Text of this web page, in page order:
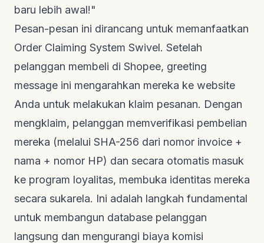
baru lebih awal!"
Pesan-pesan ini dirancang untuk memanfaatkan
Order Claiming System Swivel. Setelah
pelanggan membeli di Shopee, greeting
message ini mengarahkan mereka ke website
Anda untuk melakukan klaim pesanan. Dengan
mengklaim, pelanggan memverifikasi pembelian
mereka (melalui SHA-256 dari nomor invoice +
nama + nomor HP) dan secara otomatis masuk
ke program loyalitas, membuka identitas mereka
secara sukarela. Ini adalah langkah fundamental
untuk membangun database pelanggan
langsung dan mengurangi biaya komisi